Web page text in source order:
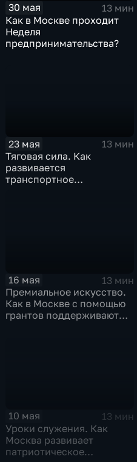
30 мая
13 мин
Как в Москве проходит
Неделя
предпринимательства?
23 мая
13 мин
Тяговая сила. Как
развивается
транспортное
16 мая
13 мин
Премиальное искусство.
Как в Москве с помощью
грантов поддерживают
10 мая
13 мин
Уроки служения. Как
Москва развивает
патриотическое